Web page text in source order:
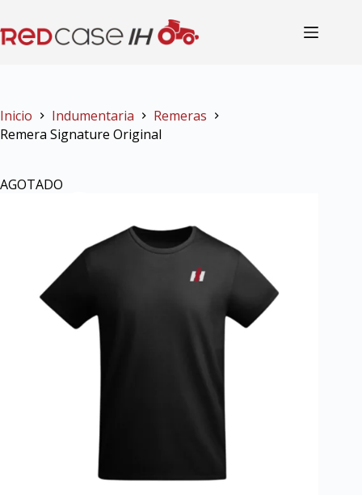
Inicio Indumentaria
Remeras
Remera Signature Original
AGOTADO